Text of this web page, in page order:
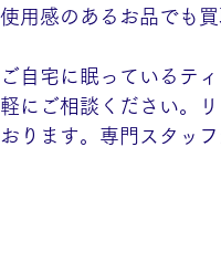
使用感のあるお品でも
ご自宅に眠っているテ
軽にご相談ください。
おります。専門スタッ